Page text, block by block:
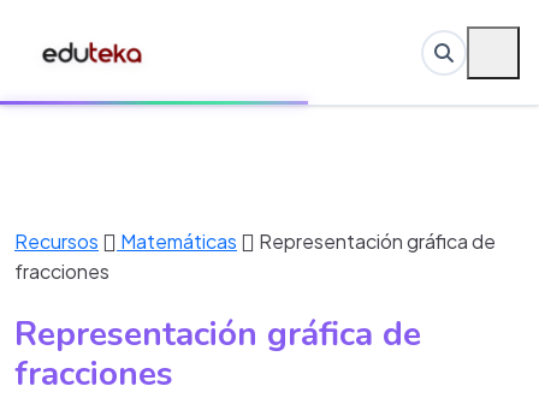
Recursos Matemáticas
Representación gráfica de
fracciones
Representación gráfica de
fracciones